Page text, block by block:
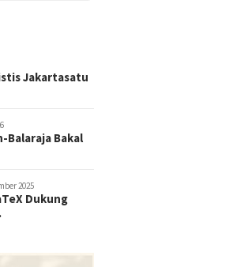
Jakartasatu
Balaraja Bakal
2025
Dukung